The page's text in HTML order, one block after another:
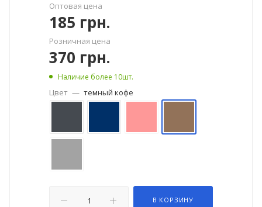
Оптовая цена
185 грн.
Розничная цена
370 грн.
Наличие более 10шт.
Цвет — темный кофе
В КОРЗИНУ